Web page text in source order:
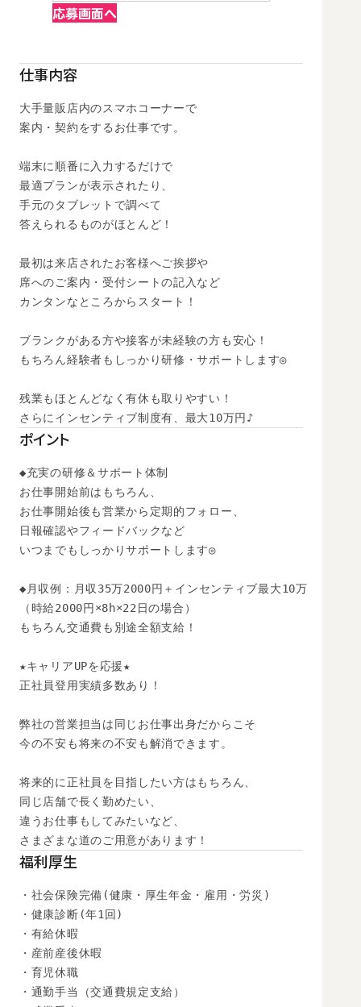
応募画面へ
仕事内容
大手量販店内のスマホコーナーで
案内・契約をするお仕事です。
端末に順番に入力するだけで
最適プランが表示されたり、
手元のタブレットで調べて
答えられるものがほとんど！
最初は来店されたお客様へご挨拶や
席へのご案内・受付シートの記入など
カンタンなところからスタート！
ブランクがある方や接客が未経験の方も安心！
もちろん経験者もしっかり研修・サポートします◎
残業もほとんどなく有休も取りやすい！
さらにインセンティブ制度有、最大10万円♪
ポイント
◆充実の研修＆サポート体制
お仕事開始前はもちろん、
お仕事開始後も営業から定期的フォロー、
日報確認やフィードバックなど
いつまでもしっかりサポートします◎
◆月収例：月収35万2000円＋インセンティブ最大10万
（時給2000円×8h×22日の場合）
もちろん交通費も別途全額支給！
★キャリアUPを応援★
正社員登用実績多数あり！
弊社の営業担当は同じお仕事出身だからこそ
今の不安も将来の不安も解消できます。
将来的に正社員を目指したい方はもちろん、
同じ店舗で長く勤めたい、
違うお仕事もしてみたいなど、
さまざまな道のご用意があります！
福利厚生
・社会保険完備(健康・厚生年金・雇用・労災)
・健康診断(年1回)
・有給休暇
・産前産後休暇
・育児休職
・通勤手当（交通費規定支給）